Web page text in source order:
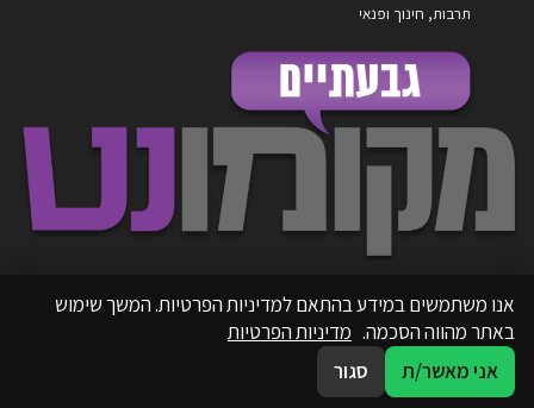
תרבות, חינוך ופנאי
אנו משתמשים במידע בהתאם למדיניות הפרטיות. המשך שימוש
באתר מהווה הסכמה. מדיניות הפרטיות
אני מאשר/ת
סגור